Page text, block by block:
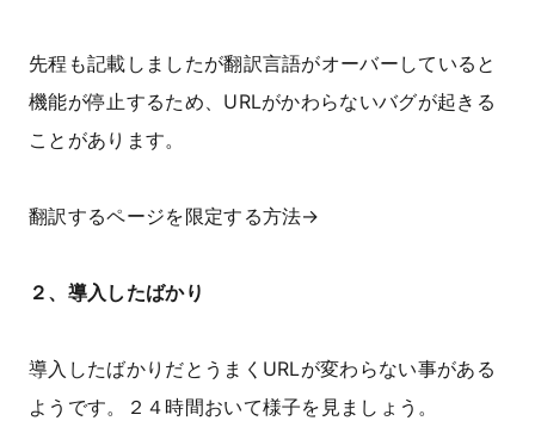
先程も記載しましたが翻訳言語がオーバーしていると
機能が停止するため、URLがかわらないバグが起きる
ことがあります。
翻訳するページを限定する方法→
２、導入したばかり
導入したばかりだとうまくURLが変わらない事がある
ようです。２４時間おいて様子を見ましょう。